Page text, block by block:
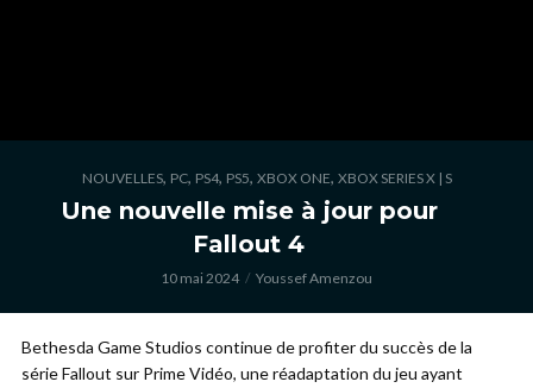
NOUVELLES, PC, PS4, PS5, XBOX ONE, XBOX SERIES X | S
Une nouvelle mise à jour pour
Fallout 4
10 mai 2024 Youssef Amenzou
Bethesda Game Studios continue de profiter du succès de la
série Fallout sur Prime Vidéo, une réadaptation du jeu ayant